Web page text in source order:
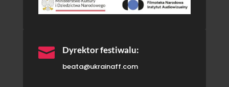
 Dyrektor festiwalu:
beata@ukrainaff.com